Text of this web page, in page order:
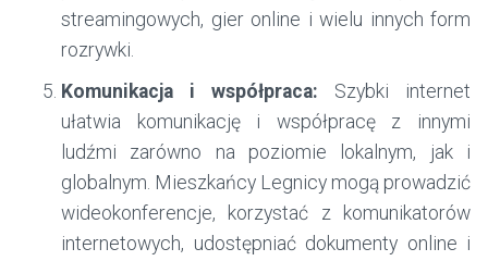
streamingowych, gier online i wielu innych form
rozrywki.
Komunikacja i współpraca: Szybki internet
ułatwia komunikację i współpracę z innymi
ludźmi zarówno na poziomie lokalnym, jak i
globalnym. Mieszkańcy Legnicy mogą prowadzić
wideokonferencje, korzystać z komunikatorów
internetowych, udostępniać dokumenty online i